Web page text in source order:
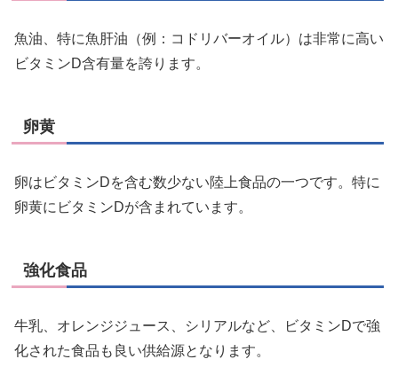
魚油、特に魚肝油（例：コドリバーオイル）は非常に高い
ビタミンD含有量を誇ります。
卵黄
卵はビタミンDを含む数少ない陸上食品の一つです。特に
卵黄にビタミンDが含まれています。
強化食品
牛乳、オレンジジュース、シリアルなど、ビタミンDで強
化された食品も良い供給源となります。